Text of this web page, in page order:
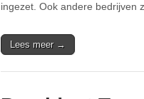
ingezet. Ook andere bedrijven
Lees meer →